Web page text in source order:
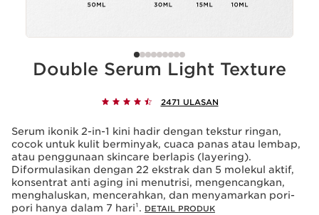
Double Serum Light Texture
2471 ULASAN
Serum ikonik 2-in-1 kini hadir dengan tekstur ringan,
cocok untuk kulit berminyak, cuaca panas atau lembap,
atau penggunaan skincare berlapis (layering).
Diformulasikan dengan 22 ekstrak dan 5 molekul aktif,
konsentrat anti aging ini menutrisi, mengencangkan,
menghaluskan, mencerahkan, dan menyamarkan pori-
pori hanya dalam 7 hari¹. DETAIL PRODUK